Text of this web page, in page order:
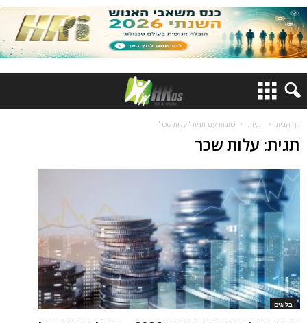
דף הבית תגיות כתבות עם תגית "עלות שכר"
תגית: עלות שכר
בלוגים